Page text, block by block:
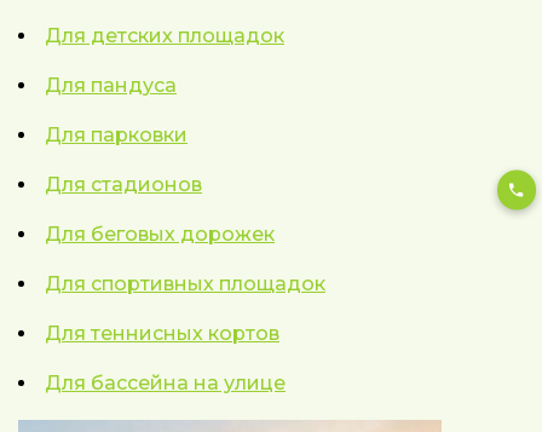
Для детских площадок
Для пандуса
Для парковки
Для стадионов
Для беговых дорожек
Для спортивных площадок
Для теннисных кортов
Для бассейна на улице